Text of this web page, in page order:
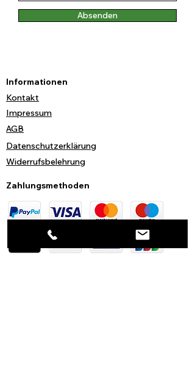
Absenden
Informationen
Kontakt
Impressum
AGB
Datenschutzerklärung
Widerrufsbelehrung
Zahlungsmethoden